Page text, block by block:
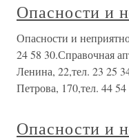
Опасности и
Опасности и
24 58 30.Справочная
Ленина, 22,тел. 23 25
Петрова, 170,тел. 44 54
Опасности и